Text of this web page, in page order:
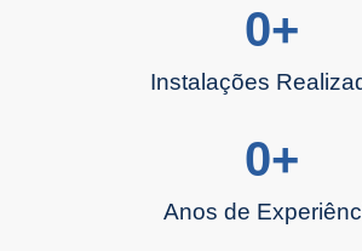
Instalações
0+
Anos de
0+